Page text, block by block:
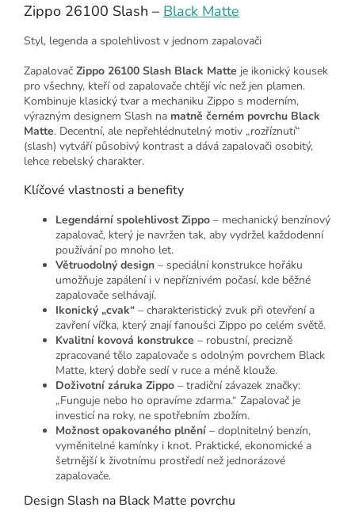
Zippo 26100 Slash – Black Matte
Styl, legenda a spolehlivost v jednom zapalovači
Zapalovač Zippo 26100 Slash Black Matte je ikonický kousek
pro všechny, kteří od zapalovače chtějí víc než jen plamen.
Kombinuje klasický tvar a mechaniku Zippo s moderním,
výrazným designem Slash na matně černém povrchu Black
Matte. Decentní, ale nepřehlédnutelný motiv „rozříznutí“
(slash) vytváří působivý kontrast a dává zapalovači osobitý,
lehce rebelský charakter.
Klíčové vlastnosti a benefity
Legendární spolehlivost Zippo – mechanický benzínový
zapalovač, který je navržen tak, aby vydržel každodenní
používání po mnoho let.
Větruodolný design – speciální konstrukce hořáku
umožňuje zapálení i v nepříznivém počasí, kde běžné
zapalovače selhávají.
Ikonický „cvak“ – charakteristický zvuk při otevření a
zavření víčka, který znají fanoušci Zippo po celém světě.
Kvalitní kovová konstrukce – robustní, precizně
zpracované tělo zapalovače s odolným povrchem Black
Matte, který dobře sedí v ruce a méně klouže.
Doživotní záruka Zippo – tradiční závazek značky:
„Funguje nebo ho opravíme zdarma.“ Zapalovač je
investicí na roky, ne spotřebním zbožím.
Možnost opakovaného plnění – doplnitelný benzín,
vyměnitelné kamínky i knot. Praktické, ekonomické a
šetrnější k životnímu prostředí než jednorázové
zapalovače.
Design Slash na Black Matte povrchu